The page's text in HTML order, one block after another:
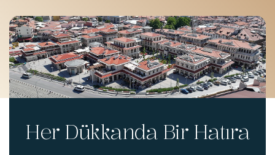
Her Dükkanda Bir Hatıra